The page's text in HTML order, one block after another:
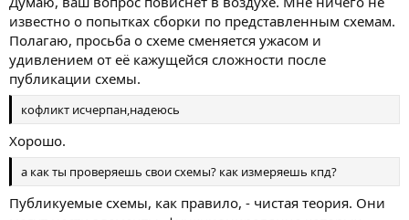
известно о попытках сборки по представленным схемам.
Полагаю, просьба о схеме сменяется ужасом и
удивлением от её кажущейся сложности после
публикации схемы.
кофликт исчерпан,надеюсь
Хорошо.
а как ты проверяешь свои схемы? как измеряешь кпд?
Публикуемые схемы, как правило, - чистая теория. Они